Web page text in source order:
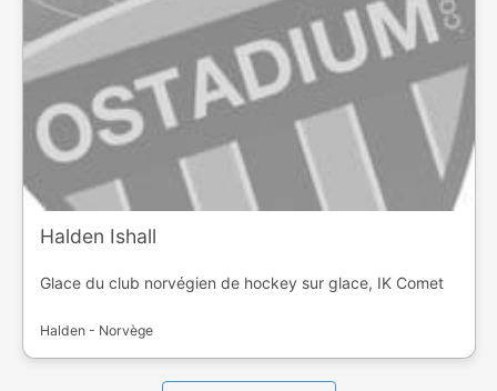
Halden Ishall
Glace du club norvégien de hockey sur glace, IK Comet
Halden - Norvège